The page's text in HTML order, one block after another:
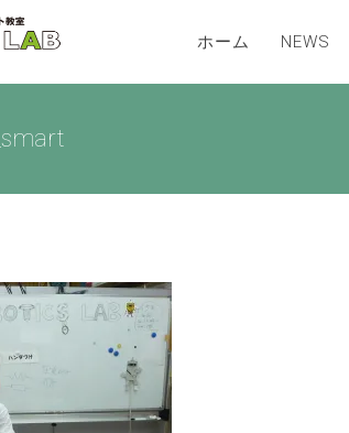
ホーム NEWS